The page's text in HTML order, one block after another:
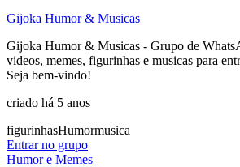
Gijoka Humor & Musicas
Gijoka Humor & Musicas - Grupo de
videos, memes, figurinhas e musicas para
Seja bem-vindo!
criado há 5 anos
figurinhasHumormusica
Entrar no grupo
Humor e Memes